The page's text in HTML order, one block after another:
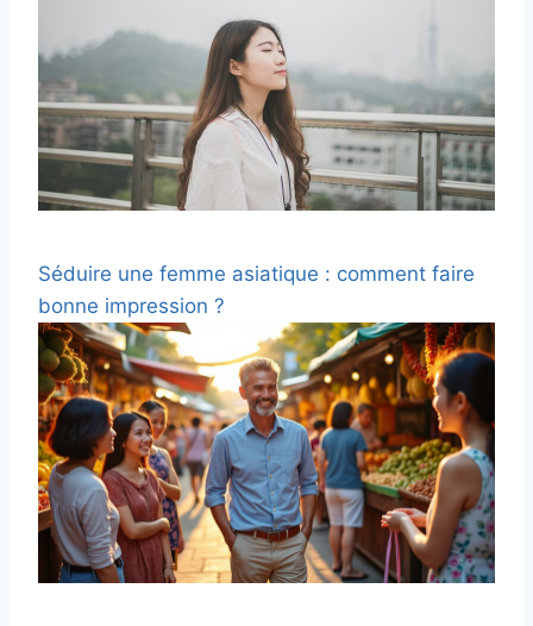
Séduire une femme asiatique : comment faire
bonne impression ?